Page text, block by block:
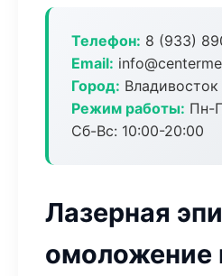
Телефон: 8 (933)
Email:
Город: Владивосток
Режим работы: Пн-
Сб-Вс: 10:00-20:00
Лазерная
омоложение